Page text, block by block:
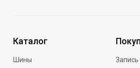
Каталог
Шины